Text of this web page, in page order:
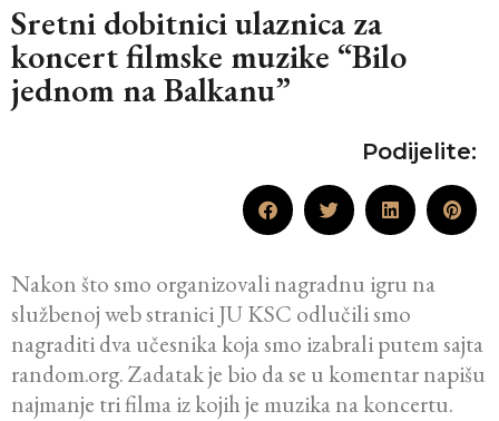
Sretni dobitnici ulaznica za
koncert filmske muzike “Bilo
jednom na Balkanu”
Podijelite:
Nakon što smo organizovali nagradnu igru na
službenoj web stranici JU KSC odlučili smo
nagraditi dva učesnika koja smo izabrali putem sajta
random.org. Zadatak je bio da se u komentar napišu
najmanje tri filma iz kojih je muzika na koncertu.